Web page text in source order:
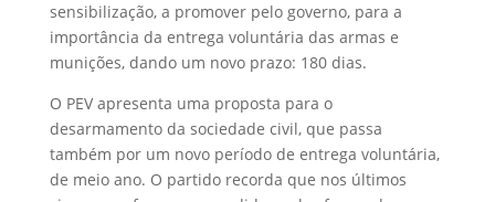
sensibilização, a promover pelo governo, para a
importância da entrega voluntária das armas e
munições, dando um novo prazo: 180 dias.
O PEV apresenta uma proposta para o
desarmamento da sociedade civil, que passa
também por um novo período de entrega voluntária,
de meio ano. O partido recorda que nos últimos